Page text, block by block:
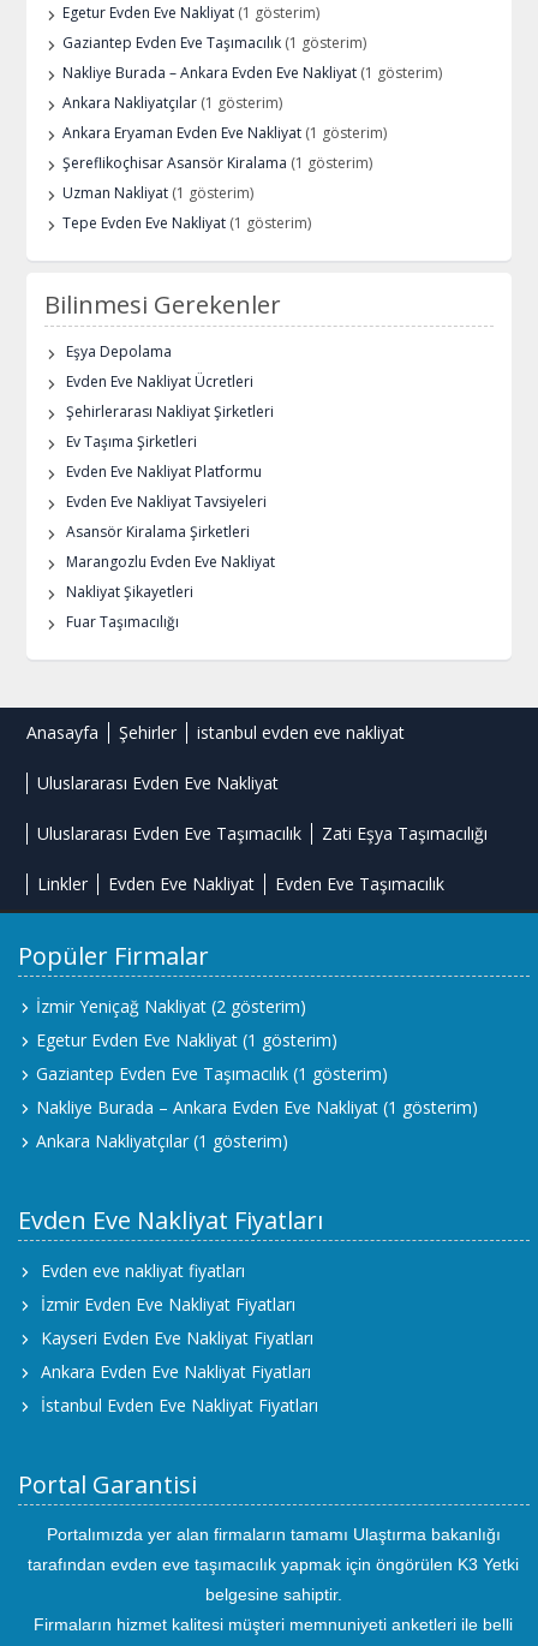
Egetur Evden Eve Nakliyat (1 gösterim)
Gaziantep Evden Eve Taşımacılık (1 gösterim)
Nakliye Burada – Ankara Evden Eve Nakliyat (1 gösterim)
Ankara Nakliyatçılar (1 gösterim)
Ankara Eryaman Evden Eve Nakliyat (1 gösterim)
Şereflikoçhisar Asansör Kiralama (1 gösterim)
Uzman Nakliyat (1 gösterim)
Tepe Evden Eve Nakliyat (1 gösterim)
Bilinmesi Gerekenler
Eşya Depolama
Evden Eve Nakliyat Ücretleri
Şehirlerarası Nakliyat Şirketleri
Ev Taşıma Şirketleri
Evden Eve Nakliyat Platformu
Evden Eve Nakliyat Tavsiyeleri
Asansör Kiralama Şirketleri
Marangozlu Evden Eve Nakliyat
Nakliyat Şikayetleri
Fuar Taşımacılığı
Anasayfa Şehirler istanbul evden eve nakliyat
Uluslararası Evden Eve Nakliyat
Uluslararası Evden Eve Taşımacılık Zati Eşya Taşımacılığı
Linkler Evden Eve Nakliyat Evden Eve Taşımacılık
Popüler Firmalar
İzmir Yeniçağ Nakliyat (2 gösterim)
Egetur Evden Eve Nakliyat (1 gösterim)
Gaziantep Evden Eve Taşımacılık (1 gösterim)
Nakliye Burada – Ankara Evden Eve Nakliyat (1 gösterim)
Ankara Nakliyatçılar (1 gösterim)
Evden Eve Nakliyat Fiyatları
Evden eve nakliyat fiyatları
İzmir Evden Eve Nakliyat Fiyatları
Kayseri Evden Eve Nakliyat Fiyatları
Ankara Evden Eve Nakliyat Fiyatları
İstanbul Evden Eve Nakliyat Fiyatları
Portal Garantisi
Portalımızda yer alan firmaların tamamı Ulaştırma bakanlığı
tarafından evden eve taşımacılık yapmak için öngörülen K3 Yetki
belgesine sahiptir.
Firmaların hizmet kalitesi müşteri memnuniyeti anketleri ile belli